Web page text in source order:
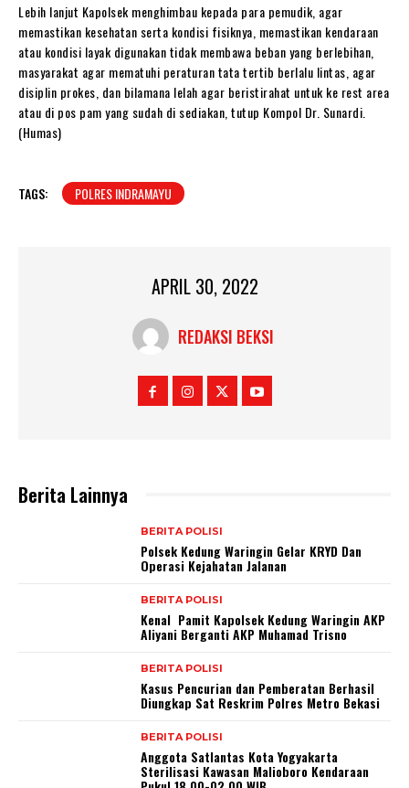
Lebih lanjut Kapolsek menghimbau kepada para pemudik, agar
memastikan kesehatan serta kondisi fisiknya, memastikan kendaraan
atau kondisi layak digunakan tidak membawa beban yang berlebihan,
masyarakat agar mematuhi peraturan tata tertib berlalu lintas, agar
disiplin prokes, dan bilamana lelah agar beristirahat untuk ke rest area
atau di pos pam yang sudah di sediakan, tutup Kompol Dr. Sunardi.
(Humas)
TAGS: POLRES INDRAMAYU
APRIL 30, 2022
REDAKSI BEKSI
Berita Lainnya
BERITA POLISI
Polsek Kedung Waringin Gelar KRYD Dan
Operasi Kejahatan Jalanan
BERITA POLISI
Kenal Pamit Kapolsek Kedung Waringin AKP
Aliyani Berganti AKP Muhamad Trisno
BERITA POLISI
Kasus Pencurian dan Pemberatan Berhasil
Diungkap Sat Reskrim Polres Metro Bekasi
BERITA POLISI
Anggota Satlantas Kota Yogyakarta
Sterilisasi Kawasan Malioboro Kendaraan